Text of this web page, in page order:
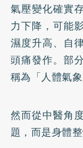
氣壓變化確實
力下降，可能
濕度升高、自
頭痛發作。部
稱為「人體氣象
然而從中醫角
題，而是身體